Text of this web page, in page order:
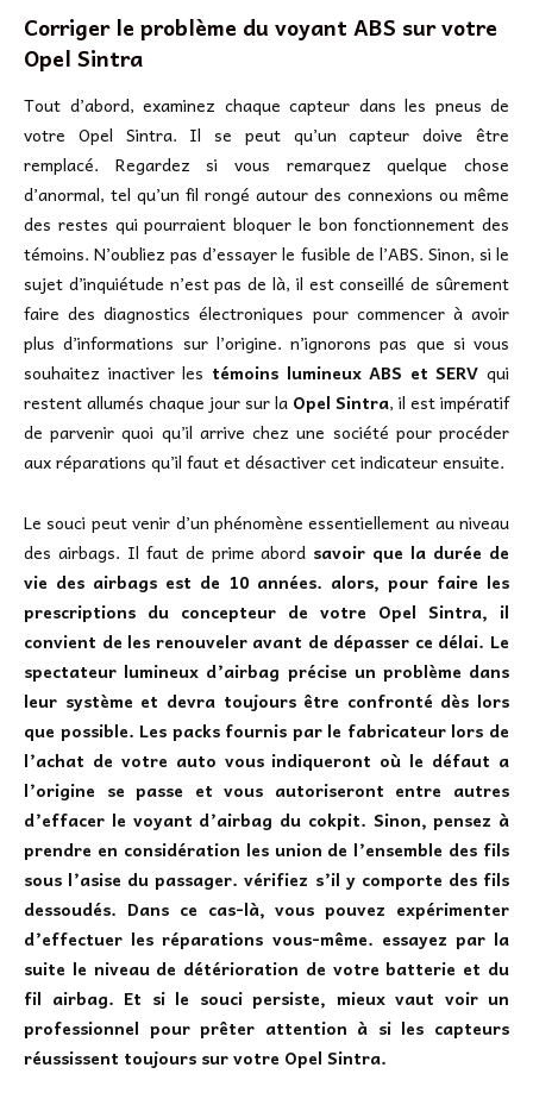
Corriger le problème du voyant ABS sur votre
Opel Sintra
Tout d’abord, examinez chaque capteur dans les pneus de
votre Opel Sintra. Il se peut qu’un capteur doive être
remplacé. Regardez si vous remarquez quelque chose
d’anormal, tel qu’un fil rongé autour des connexions ou même
des restes qui pourraient bloquer le bon fonctionnement des
témoins. N’oubliez pas d’essayer le fusible de l’ABS. Sinon, si le
sujet d’inquiétude n’est pas de là, il est conseillé de sûrement
faire des diagnostics électroniques pour commencer à avoir
plus d’informations sur l’origine. n’ignorons pas que si vous
souhaitez inactiver les témoins lumineux ABS et SERV qui
restent allumés chaque jour sur la Opel Sintra, il est impératif
de parvenir quoi qu’il arrive chez une société pour procéder
aux réparations qu’il faut et désactiver cet indicateur ensuite.
Le souci peut venir d’un phénomène essentiellement au niveau
des airbags. Il faut de prime abord savoir que la durée de
vie des airbags est de 10 années. alors, pour faire les
prescriptions du concepteur de votre Opel Sintra, il
convient de les renouveler avant de dépasser ce délai. Le
spectateur lumineux d’airbag précise un problème dans
leur système et devra toujours être confronté dès lors
que possible. Les packs fournis par le fabricateur lors de
l’achat de votre auto vous indiqueront où le défaut a
l’origine se passe et vous autoriseront entre autres
d’effacer le voyant d’airbag du cokpit. Sinon, pensez à
prendre en considération les union de l’ensemble des fils
sous l’asise du passager. vérifiez s’il y comporte des fils
dessoudés. Dans ce cas-là, vous pouvez expérimenter
d’effectuer les réparations vous-même. essayez par la
suite le niveau de détérioration de votre batterie et du
fil airbag. Et si le souci persiste, mieux vaut voir un
professionnel pour prêter attention à si les capteurs
réussissent toujours sur votre Opel Sintra.